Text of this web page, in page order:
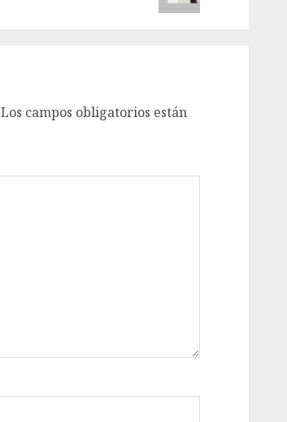
Los campos obligatorios están